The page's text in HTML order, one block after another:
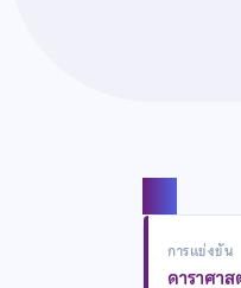
การแข่งขัน
ดาราศา